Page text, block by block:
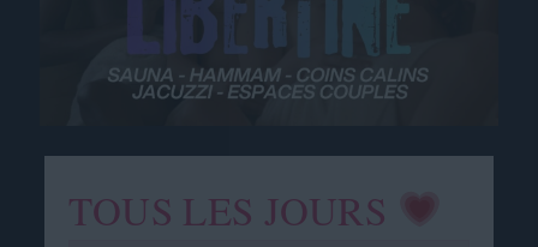
TOUS LES JOURS